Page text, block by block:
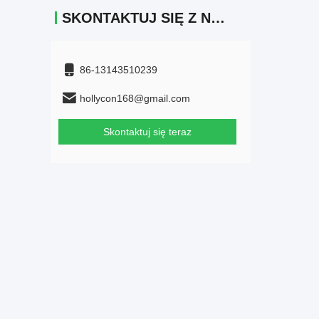
SKONTAKTUJ SIĘ Z NAMI
86-13143510239
hollycon168@gmail.com
Skontaktuj się teraz